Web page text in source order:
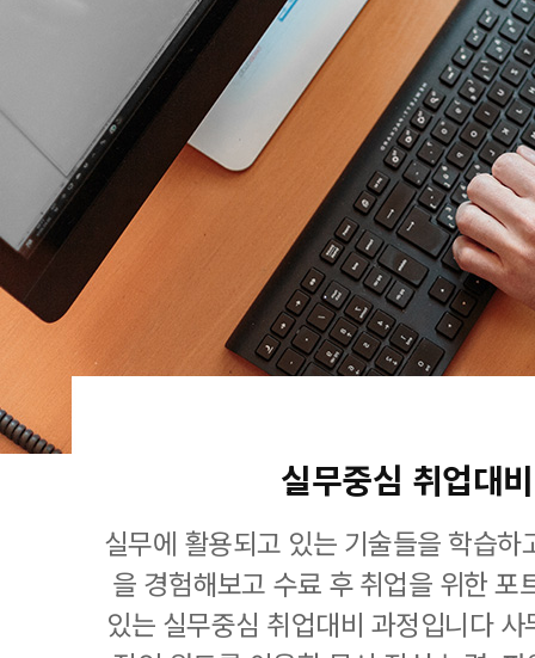
실무중심 취업대
실무에 활용되고 있는 기술들을 학습
을 경험해보고 수료 후 취업을 위한 포
있는 실무중심 취업대비 과정입니다